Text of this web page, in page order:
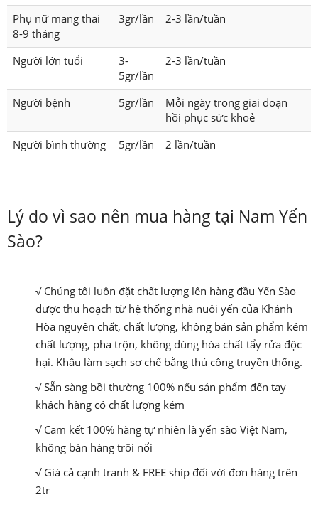
Phụ nữ mang thai
8-9 tháng
3gr/lần 2-3 lần/tuần
Người lớn tuổi
3-
5gr/lần
2-3 lần/tuần
Người bệnh 5gr/lần
Mỗi ngày trong giai đoạn
hồi phục sức khoẻ
Người bình thường
5gr/lần 2 lần/tuần
Lý do vì sao nên mua hàng tại Nam Yến
Sào?
√ Chúng tôi luôn đặt chất lượng lên hàng đầu Yến Sào
được thu hoạch từ hệ thống nhà nuôi yến của Khánh
Hòa nguyên chất, chất lượng, không bán sản phẩm kém
chất lượng, pha trộn, không dùng hóa chất tẩy rửa độc
hại. Khâu làm sạch sơ chế bằng thủ công truyền thống.
√ Sẵn sàng bồi thường 100% nếu sản phẩm đến tay
khách hàng có chất lượng kém
√ Cam kết 100% hàng tự nhiên là yến sào Việt Nam,
không bán hàng trôi nổi
√ Giá cả cạnh tranh & FREE ship đối với đơn hàng trên
2tr